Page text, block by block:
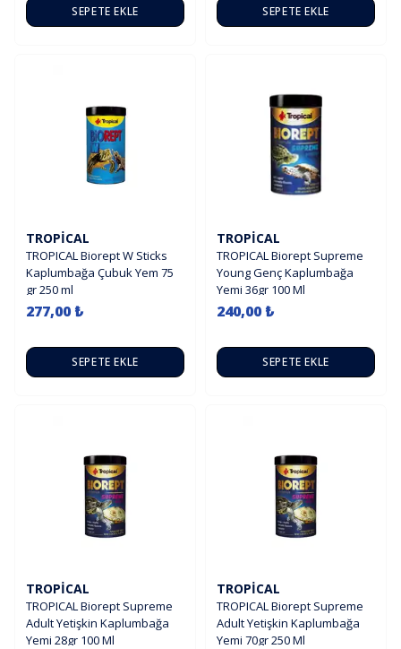
SEPETE EKLE SEPETE EKLE
TROPICAL
TROPICAL Biorept W Sticks
Kaplumbağa Çubuk Yem 75
gr 250 ml
277,00 ₺
SEPETE EKLE
TROPICAL
TROPICAL Biorept Supreme
Young Genç Kaplumbağa
Yemi 36gr 100 Ml
240,00 ₺
SEPETE EKLE
TROPICAL
TROPICAL Biorept Supreme
Adult Yetişkin Kaplumbağa
Yemi 28gr 100 Ml
TROPICAL
TROPICAL Biorept Supreme
Adult Yetişkin Kaplumbağa
Yemi 70gr 250 Ml